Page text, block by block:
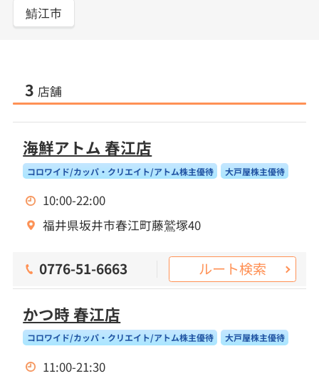
鯖江市
3 店舗
海鮮アトム 春江店
コロワイド/カッパ・クリエイト/アトム株主優待 大戸屋株主優待
10:00-22:00
福井県坂井市春江町藤鷲塚40
0776-51-6663 ルート検索
かつ時 春江店
コロワイド/カッパ・クリエイト/アトム株主優待 大戸屋株主優待
11:00-21:30